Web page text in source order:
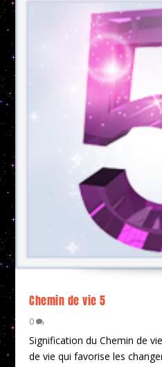
Chemin de vie 5
0
Signification du Chemin de
de vie qui favorise les